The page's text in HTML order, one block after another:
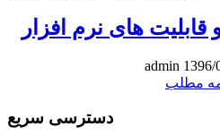
admin 1396/
مطلب
دسترسی سریع